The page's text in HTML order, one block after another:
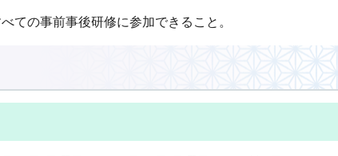
ての事前事後研修に参加できること。